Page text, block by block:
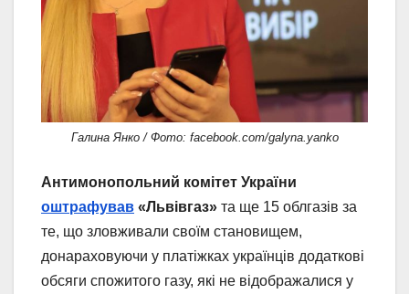
Галина Янко / Фото: facebook.com/galyna.yanko
Антимонопольний комітет України
оштрафував «Львівгаз» та ще 15 облгазів за
те, що зловживали своїм становищем,
донараховуючи у платіжках українців додаткові
обсяги спожитого газу, які не відображалися у